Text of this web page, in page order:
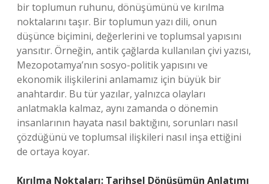
bir toplumun ruhunu, dönüşümünü ve kırılma
noktalarını taşır. Bir toplumun yazı dili, onun
düşünce biçimini, değerlerini ve toplumsal yapısını
yansıtır. Örneğin, antik çağlarda kullanılan çivi yazısı,
Mezopotamya’nın sosyo-politik yapısını ve
ekonomik ilişkilerini anlamamız için büyük bir
anahtardır. Bu tür yazılar, yalnızca olayları
anlatmakla kalmaz, aynı zamanda o dönemin
insanlarının hayata nasıl baktığını, sorunları nasıl
çözdüğünü ve toplumsal ilişkileri nasıl inşa ettiğini
de ortaya koyar.
Kırılma Noktaları: Tarihsel Dönüşümün Anlatımı